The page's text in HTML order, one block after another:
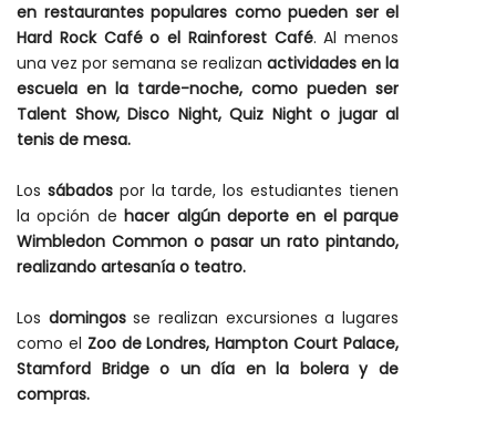
en restaurantes populares como pueden ser el
Hard Rock Café o el Rainforest Café. Al menos
una vez por semana se realizan actividades en la
escuela en la tarde-noche, como pueden ser
Talent Show, Disco Night, Quiz Night o jugar al
tenis de mesa.
Los sábadospor la tarde, los estudiantes tienen
la opción dehacer algún deporte en el parque
Wimbledon Common o pasar un rato pintando,
realizando artesanía o teatro.
Los domingosse realizan excursiones a lugares
como el Zoo de Londres, Hampton Court Palace,
Stamford Bridge o un día en la bolera y de
compras.